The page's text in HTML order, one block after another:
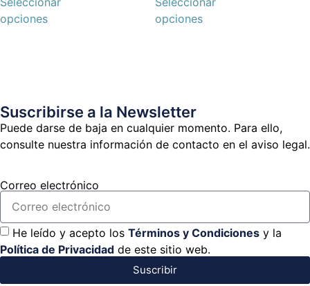
opciones
opciones
Suscribirse a la Newsletter
Puede darse de baja en cualquier momento. Para ello,
consulte nuestra información de contacto en el aviso legal.
Correo electrónico
He leído y acepto los Términos y Condiciones y la
Política de Privacidad de este sitio web.
Suscribir